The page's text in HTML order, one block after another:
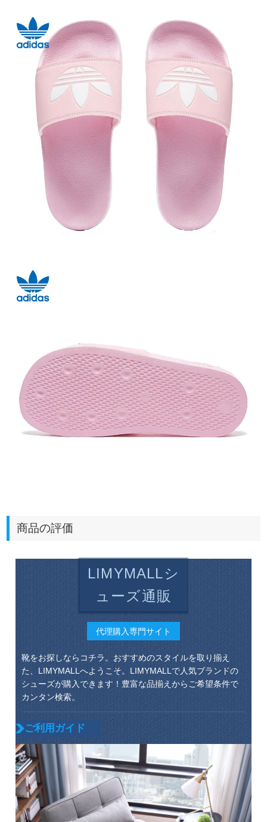
商品の評価
LIMYMALLシ
ューズ通販
代理購入専門サイト
靴をお探しならコチラ。おすすめのスタイルを取り揃え
た、LIMYMALLへようこそ。LIMYMALLで人気ブランドの
シューズが購入できます！豊富な品揃えからご希望条件で
カンタン検索。
ご利用ガイド